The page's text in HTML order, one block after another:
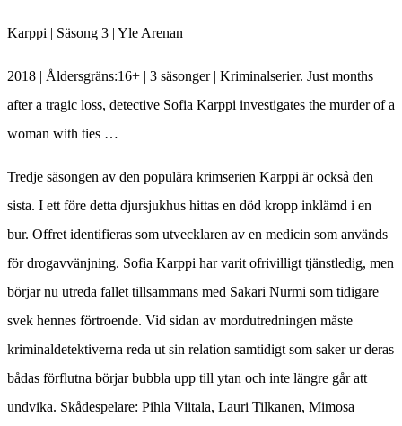
Karppi | Säsong 3 | Yle Arenan
2018 | Åldersgräns:16+ | 3 säsonger | Kriminalserier. Just months
after a tragic loss, detective Sofia Karppi investigates the murder of a
woman with ties …
Tredje säsongen av den populära krimserien Karppi är också den
sista. I ett före detta djursjukhus hittas en död kropp inklämd i en
bur. Offret identifieras som utvecklaren av en medicin som används
för drogavvänjning. Sofia Karppi har varit ofrivilligt tjänstledig, men
börjar nu utreda fallet tillsammans med Sakari Nurmi som tidigare
svek hennes förtroende. Vid sidan av mordutredningen måste
kriminaldetektiverna reda ut sin relation samtidigt som saker ur deras
bådas förflutna börjar bubbla upp till ytan och inte längre går att
undvika. Skådespelare: Pihla Viitala, Lauri Tilkanen, Mimosa